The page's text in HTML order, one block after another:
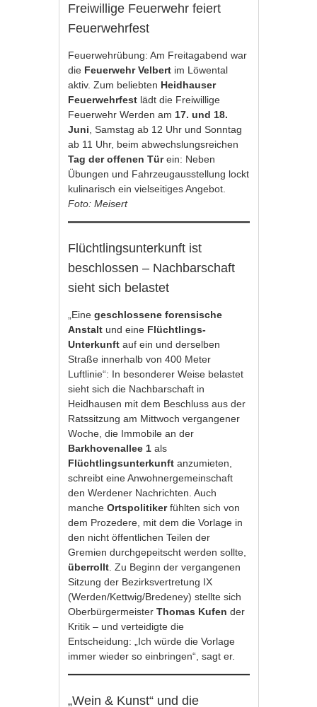
Freiwillige Feuerwehr feiert
Feuerwehrfest
Feuerwehrübung: Am Freitagabend war
die Feuerwehr Velbert im Löwental
aktiv. Zum beliebten Heidhauser
Feuerwehrfest lädt die Freiwillige
Feuerwehr Werden am 17. und 18.
Juni , Samstag ab 12 Uhr und Sonntag
ab 11 Uhr, beim abwechslungsreichen
Tag der offenen Türein: Neben
Übungen und Fahrzeugausstellung lockt
kulinarisch ein vielseitiges Angebot.
Foto: Meisert
Flüchtlingsunterkunft ist
beschlossen – Nachbarschaft
sieht sich belastet
„Einegeschlossene forensische
Anstalt und eine Flüchtlings-
Unterkunft auf ein und derselben
Straße innerhalb von 400 Meter
Luftlinie“: In besonderer Weise belastet
sieht sich die Nachbarschaft in
Heidhausen mit dem Beschluss aus der
Ratssitzung am Mittwoch vergangener
Woche, die Immobile an der
Barkhovenallee 1 als
Flüchtlingsunterkunftanzumieten,
schreibt eine Anwohnergemeinschaft
den Werdener Nachrichten. Auch
mancheOrtspolitikerfühlten sich von
dem Prozedere, mit dem die Vorlage in
den nicht öffentlichen Teilen der
Gremien durchgepeitscht werden sollte,
überrollt . Zu Beginn der vergangenen
Sitzung der Bezirksvertretung IX
(Werden/Kettwig/Bredeney) stellte sich
OberbürgermeisterThomas Kufen der
Kritik – und verteidigte die
Entscheidung: „Ich würde die Vorlage
immer wieder so einbringen“, sagt er.
„Wein & Kunst“ und die